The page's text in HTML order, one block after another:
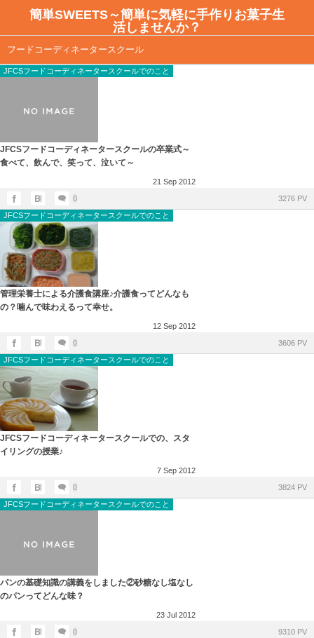
簡単SWEETS～簡単に気軽に手作りお菓子生
活しませんか？
フードコーディネータースクール
JFCSフードコーディネータースクールでのこと
JFCSフードコーディネータースクールの卒業式～
食べて、飲んで、笑って、泣いて～
21 Sep 2012
0
3276 PV
JFCSフードコーディネータースクールでのこと
管理栄養士による介護食講座♪介護食ってどんなも
の？噛んで味わえるって幸せ。
12 Sep 2012
0
3606 PV
JFCSフードコーディネータースクールでのこと
JFCSフードコーディネータースクールでの、スタ
イリングの授業♪
7 Sep 2012
0
3824 PV
JFCSフードコーディネータースクールでのこと
パンの基礎知識の講義をしました②砂糖なし塩なし
のパンってどんな味？
23 Jul 2012
0
9310 PV
アイシングクッキー教室のご案内
ご予約はこちらから
日程とレッスンテーマ
不安解消Q＆A
アイシングクッキー教室のレッスン風景
全記事一覧
簡単SWEETSレシピ
お店紹介ーカフェ